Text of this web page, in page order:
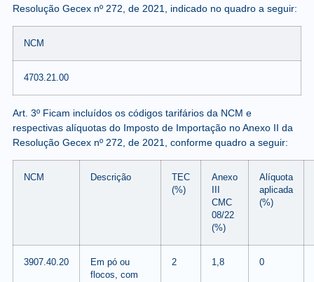
Resolução Gecex nº 272, de 2021, indicado no quadro a seguir:
NCM
4703.21.00
Art. 3º Ficam incluídos os códigos tarifários da NCM e
respectivas alíquotas do Imposto de Importação no Anexo II da
Resolução Gecex nº 272, de 2021, conforme quadro a seguir:
NCM Descrição
TEC
(%)
Anexo
CMC
08/22
(%)
Alíquota
aplicada
(%)
3907.40.20
Em pó ou
flocos, com
2 1,8 0